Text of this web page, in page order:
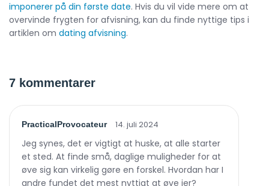
imponerer på din første date. Hvis du vil vide mere om at
overvinde frygten for afvisning, kan du finde nyttige tips i
artiklen om dating afvisning.
7 kommentarer
PracticalProvocateur 14. juli 2024
Jeg synes, det er vigtigt at huske, at alle starter
et sted. At finde små, daglige muligheder for at
øve sig kan virkelig gøre en forskel. Hvordan har I
andre fundet det mest nyttigt at øve jer?